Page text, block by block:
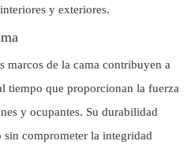
y exteriores.
marcos de la cama contribuyen a
tiempo que proporcionan la fuerza
y ocupantes. Su durabilidad
sin comprometer la integridad